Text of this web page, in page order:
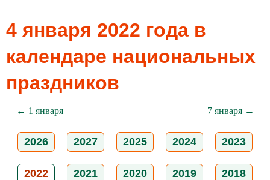
4 января 2022 года в
календаре национальных
праздников
← 1 января 7 января →
2026 2027 2025 2024 2023
2022 2021 2020 2019 2018